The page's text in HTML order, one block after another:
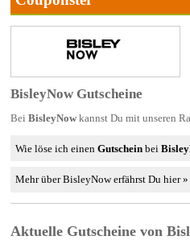
BisleyNow Gutscheine
Bei BisleyNowkannst Du mit unseren
Wie löse ich einenGutschein bei
Mehr über BisleyNow erfährst Du hier »
Aktuelle Gutscheine von